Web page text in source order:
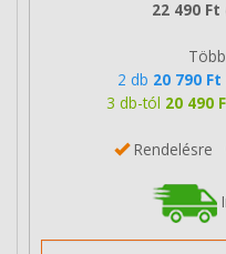
22 490 Ft
2 db 20 790 Ft
3 db-tól 20 490
Rendelésre